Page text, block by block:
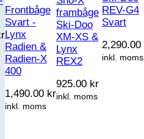
Frontbåge
Svart -
Lynx
Radien &
Radien-X
400
1,490.00 kr
inkl. moms
frambåge
Ski-Doo
XM-XS &
Lynx
REX2
925.00 kr
inkl. moms
REV-G4
Svart
2,290.00
inkl. moms